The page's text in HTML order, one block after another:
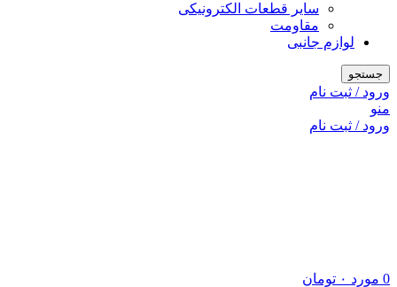
سایر قطعات الکترونیکی
مقاومت
لوازم جانبی
جستجو
ورود / ثبت نام
منو
ورود / ثبت نام
0 مورد ۰ تومان